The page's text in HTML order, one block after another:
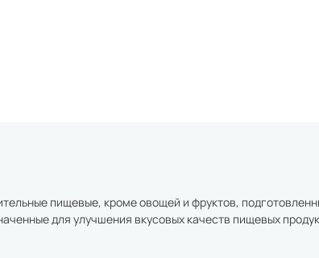
пищевые, кроме овощей и фруктов,
для улучшения вкусовых качеств пищевых